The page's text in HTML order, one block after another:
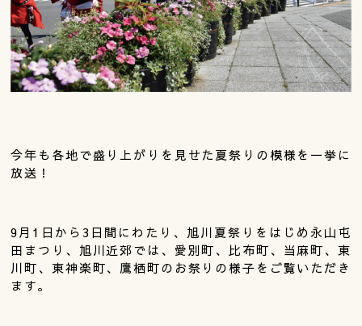
今年も各地で盛り上がりを見せた夏祭りの模様を一挙に
放送！
9月1日から3日間にわたり、旭川夏祭りをはじめ永山屯
田まつり、旭川近郊では、愛別町、比布町、当麻町、東
川町、東神楽町、鷹栖町のお祭りの様子をご覧いただき
ます。